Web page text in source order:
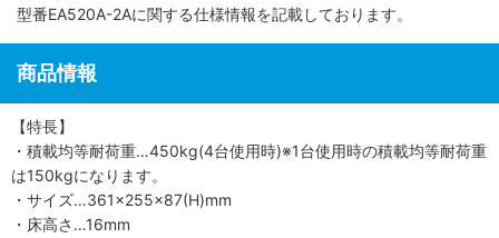
型番EA520A-2Aに関する仕様情報を記載しております。
商品情報
【特長】
・積載均等耐荷重…450kg(4台使用時)※1台使用時の積載均等耐荷重
は150kgになります。
・サイズ…361×255×87(H)mm
・床高さ…16mm